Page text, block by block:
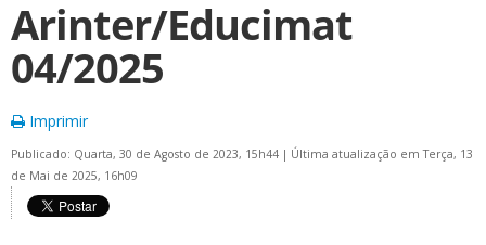
Arinter/Educimat
04/2025
Imprimir
Publicado: Quarta, 30 de Agosto de 2023, 15h44 | Última atualização em Terça, 13
de Mai de 2025, 16h09